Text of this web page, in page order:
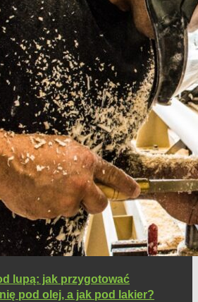
lupą: jak przygotować
pod olej, a jak pod lakier?